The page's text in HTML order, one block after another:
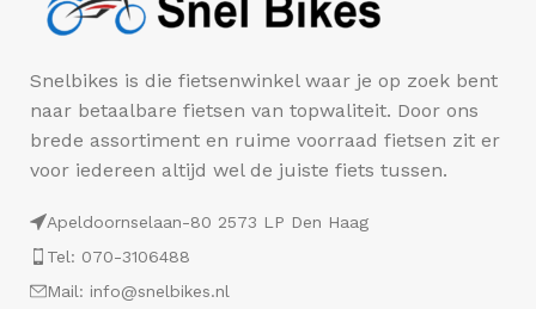
Snelbikes is die fietsenwinkel waar je op zoek bent
naar betaalbare fietsen van topwaliteit. Door ons
brede assortiment en ruime voorraad fietsen zit er
voor iedereen altijd wel de juiste fiets tussen.
Apeldoornselaan-80 2573 LP Den Haag
Tel: 070-3106488
Mail: info@snelbikes.nl